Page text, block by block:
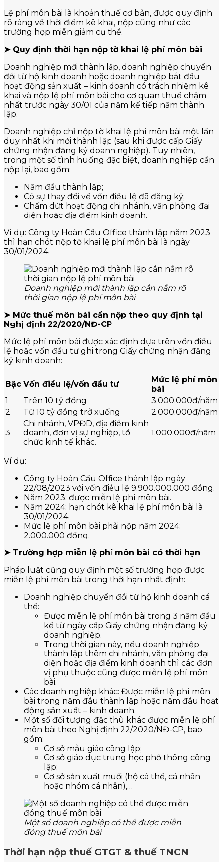
Lệ phí môn bài là khoản thuế cơ bản, được quy định
rõ ràng về thời điểm kê khai, nộp cũng như các
trường hợp miễn giảm cụ thể.
➤ Quy định thời hạn nộp tờ khai lệ phí môn bài
Doanh nghiệp mới thành lập, doanh nghiệp chuyển
đổi từ hộ kinh doanh hoặc doanh nghiệp bắt đầu
hoạt động sản xuất – kinh doanh có trách nhiệm kê
khai và nộp lệ phí môn bài cho cơ quan thuế chậm
nhất trước ngày 30/01 của năm kế tiếp năm thành
lập.
Doanh nghiệp chỉ nộp tờ khai lệ phí môn bài một lần
duy nhất khi mới thành lập (sau khi được cấp Giấy
chứng nhận đăng ký doanh nghiệp). Tuy nhiên,
trong một số tình huống đặc biệt, doanh nghiệp cần
nộp lại, bao gồm:
Năm đầu thành lập;
Có sự thay đổi về vốn điều lệ đã đăng ký;
Chấm dứt hoạt động chi nhánh, văn phòng đại
diện hoặc địa điểm kinh doanh.
Ví dụ: Công ty Hoàn Cầu Office thành lập năm 2023
thì hạn chót nộp tờ khai lệ phí môn bài là ngày
30/01/2024.
Doanh nghiệp mới thành lập cần nắm rõ
thời gian nộp lệ phí môn bài
➤ Mức thuế môn bài cần nộp theo quy định tại
Nghị định 22/2020/NĐ-CP
Mức lệ phí môn bài được xác định dựa trên vốn điều
lệ hoặc vốn đầu tư ghi trong Giấy chứng nhận đăng
ký kinh doanh:
Bậc Vốn điều lệ/vốn đầu tư
Mức lệ phí môn
bài
1
Trên 10 tỷ đồng
3.000.000đ/năm
2
Từ 10 tỷ đồng trở xuống 2.000.000đ/năm
3
Chi nhánh, VPĐD, địa điểm kinh
doanh, đơn vị sự nghiệp, tổ
chức kinh tế khác.
1.000.000đ/năm
Ví dụ:
Công ty Hoàn Cầu Office thành lập ngày
22/08/2023 với vốn điều lệ 9.900.000.000 đồng.
Năm 2023: được miễn lệ phí môn bài.
Năm 2024: hạn chót kê khai lệ phí môn bài là
30/01/2024.
Mức lệ phí môn bài phải nộp năm 2024:
2.000.000 đồng.
➤ Trường hợp miễn lệ phí môn bài có thời hạn
Pháp luật cũng quy định một số trường hợp được
miễn lệ phí môn bài trong thời hạn nhất định:
Doanh nghiệp chuyển đổi từ hộ kinh doanh cá
thể:
Được miễn lệ phí môn bài trong 3 năm đầu
kể từ ngày cấp Giấy chứng nhận đăng ký
doanh nghiệp.
Trong thời gian này, nếu doanh nghiệp
thành lập thêm chi nhánh, văn phòng đại
diện hoặc địa điểm kinh doanh thì các đơn
vị phụ thuộc cũng được miễn lệ phí môn
bài.
Các doanh nghiệp khác: Được miễn lệ phí môn
bài trong năm đầu thành lập hoặc năm đầu hoạt
động sản xuất – kinh doanh.
Một số đối tượng đặc thù khác được miễn lệ phí
môn bài theo Nghị định 22/2020/NĐ-CP, bao
gồm:
Cơ sở mẫu giáo công lập;
Cơ sở giáo dục trung học phổ thông công
lập;
Cơ sở sản xuất muối (hộ cá thể, cá nhân
hoặc nhóm cá nhân),…
Một số doanh nghiệp có thể được miễn
đóng thuế môn bài
Thời hạn nộp thuế GTGT & thuế TNCN